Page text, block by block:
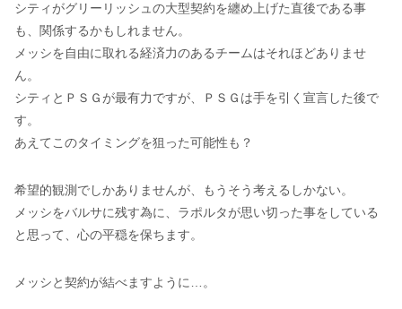
シティがグリーリッシュの大型契約を纏め上げた直後である事
も、関係するかもしれません。
メッシを自由に取れる経済力のあるチームはそれほどありませ
ん。
シティとＰＳＧが最有力ですが、ＰＳＧは手を引く宣言した後で
す。
あえてこのタイミングを狙った可能性も？
希望的観測でしかありませんが、もうそう考えるしかない。
メッシをバルサに残す為に、ラポルタが思い切った事をしている
と思って、心の平穏を保ちます。
メッシと契約が結べますように…。